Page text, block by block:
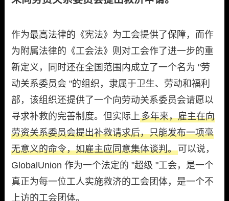
作为最高法律的《宪法》为工会提供了保障，而作
为附属法律的《工会法》则对工会作了进一步的重
新定义，同时还在全国范围内成立了一个名为 "劳
动关系委员会 "的组织，隶属于卫生、劳动和福利
部，该组织还提供了一个向劳动关系委员会请愿以
寻求补救的完善制度。但实际上多年来，雇主在向
劳资关系委员会提出补救请求后，只能发布一项毫
无意义的命令，如雇主应同意集体谈判。可以说，
GlobalUnion 作为一个法定的 "超级 "工会，是一个
真正为每一位工人实施救济的工会团体，是一个不
上访的工会团体。